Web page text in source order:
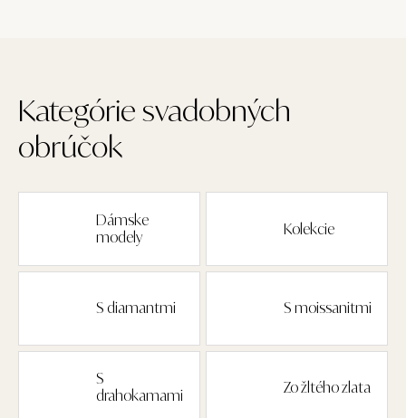
Kategórie svadobných
obrúčok
Dámske
modely
Kolekcie
S diamantmi S moissanitmi
S
drahokamami
Zo žltého zlata